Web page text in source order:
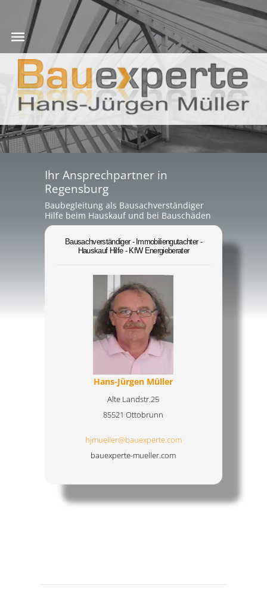
Ihr Ansprechpartner in
Regensburg
Baubegleitung als Bausachverständiger
Hilfe beim Hauskauf und bei Bauschäden
Bausachverständiger - Immobiliengutachter -
Hauskauf Hilfe - KfW Energieberater
Hans-Jürgen Müller
Alte Landstr.25
85521 Ottobrunn
hjmueller@bauexperte.com
bauexperte-mueller.com